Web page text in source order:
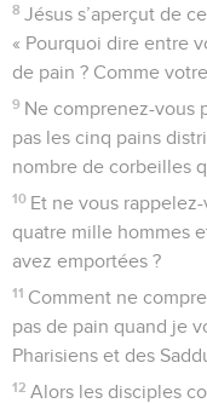
8 Jésus s’aperçut de
« Pourquoi dire entre
de pain ? Comme
9 Ne comprenez-vous
pas les cinq pains
nombre de corbeilles
10 Et ne vous
quatre mille hommes
avez emportées ?
11 Comment ne
pas de pain quand je
Pharisiens et des
12 Alors les disciples